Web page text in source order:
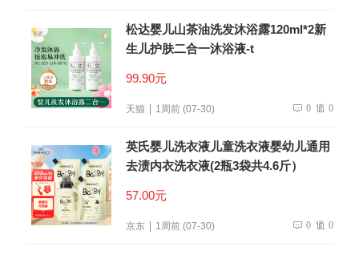
松达婴儿山茶油洗发沐浴露120ml*2新
生儿护肤二合一沐浴液-t
99.90元
天猫 1周前 (07-30) 0 0
英氏婴儿洗衣液儿童洗衣液婴幼儿通用
去渍内衣洗衣液(2瓶3袋共4.6斤）
57.00元
京东 1周前 (07-30) 0 0